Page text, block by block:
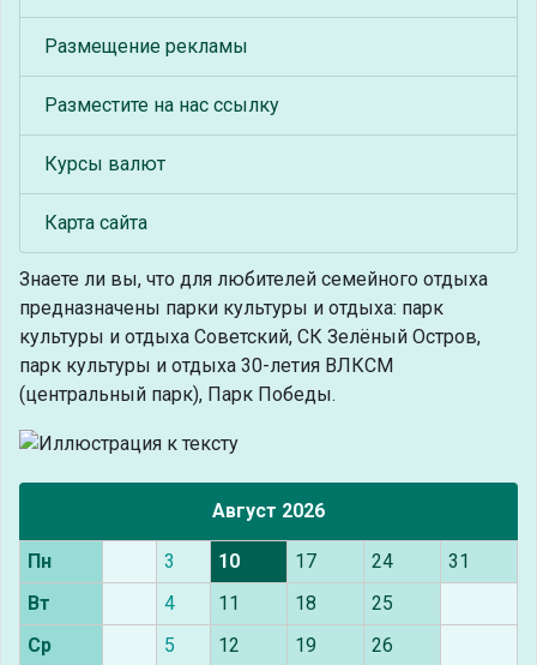
Размещение рекламы
Разместите на нас ссылку
Курсы валют
Карта сайта
Знаете ли вы, что для любителей семейного отдыха
предназначены парки культуры и отдыха: парк
культуры и отдыха Советский, СК Зелёный Остров,
парк культуры и отдыха 30-летия ВЛКСМ
(центральный парк), Парк Победы.
Август 2026
Пн 3 10 17 24
31
Вт
4 11 18
25
Ср
5 12 19 26